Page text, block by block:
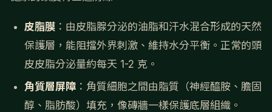
皮脂膜 ：由皮脂腺分泌的油脂和汗水混合形成的天然
保護層，能阻擋外界刺激、維持水分平衡。正常的頭
皮皮脂分泌量約每天 1-2 克。
角質層屏障 ：角質細胞之間由脂質（神經醯胺、膽固
醇、脂肪酸）填充，像磚牆一樣保護底層組織。